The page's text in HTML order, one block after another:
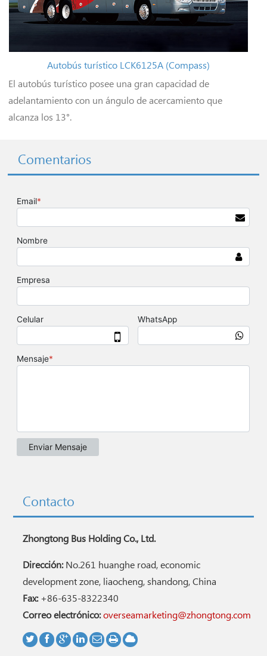
Autobús turístico LCK6125A (Compass)
El autobús turístico posee una gran capacidad de
adelantamiento con un ángulo de acercamiento que
alcanza los 13°.
Comentarios
Contacto
Zhongtong Bus Holding Co., Ltd.
Dirección:No.261 huanghe road, economic
development zone, liaocheng, shandong, China
Fax:+86-635-8322340
Correo electrónico:overseamarketing@zhongtong.com